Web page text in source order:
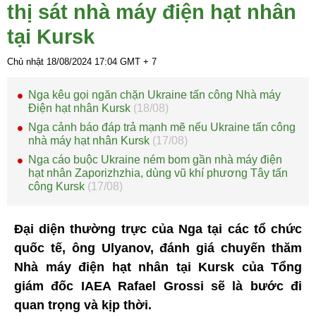
thị sát nhà máy điện hạt nhân
tại Kursk
Chủ nhật 18/08/2024 17:04 GMT + 7
Nga kêu gọi ngăn chặn Ukraine tấn công Nhà máy
Điện hạt nhân Kursk (18/08)
Nga cảnh báo đáp trả mạnh mẽ nếu Ukraine tấn công
nhà máy hạt nhân Kursk (17/08)
Nga cáo buộc Ukraine ném bom gần nhà máy điện
hạt nhân Zaporizhzhia, dùng vũ khí phương Tây tấn
công Kursk (17/08)
Đại diện thường trực của Nga tại các tổ chức
quốc tế, ông Ulyanov, đánh giá chuyến thăm
Nhà máy điện hạt nhân tại Kursk của Tổng
giám đốc IAEA Rafael Grossi sẽ là bước đi
quan trọng và kịp thời.